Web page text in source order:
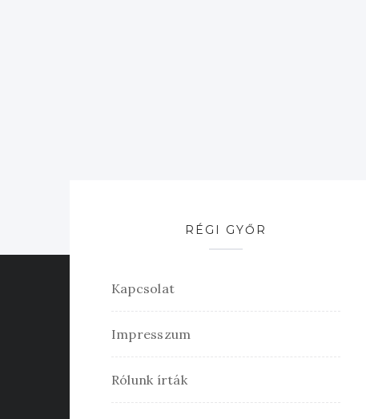
RÉGI GYŐR
Kapcsolat
Impresszum
Rólunk írták